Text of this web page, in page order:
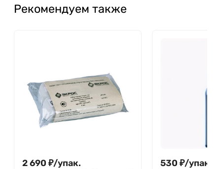
Рекомендуем также
2 690 ₽/упак. 530 ₽/упак.